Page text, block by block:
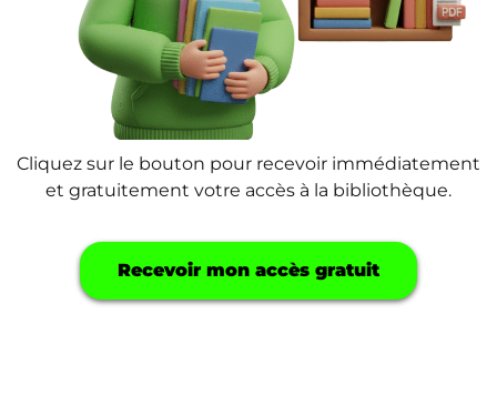
Cliquez sur le bouton pour recevoir immédiatement
et gratuitement votre accès à la bibliothèque.
Recevoir mon accès gratuit